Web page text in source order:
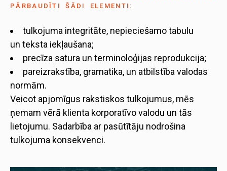
PĀRBAUDĪTI ŠĀDI ELEMENTI:
tulkojuma integritāte, nepieciešamo tabulu
un teksta iekļaušana;
precīza satura un terminoloģijas reprodukcija;
pareizrakstība, gramatika, un atbilstība valodas
normām.
Veicot apjomīgus rakstiskos tulkojumus, mēs
ņemam vērā klienta korporatīvo valodu un tās
lietojumu. Sadarbība ar pasūtītāju nodrošina
tulkojuma konsekvenci.